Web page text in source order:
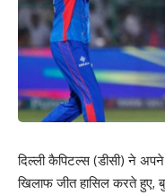
दिल्ली कैपिटल्स (डीसी) ने
खिलाफ जीत हासिल करते हुए,